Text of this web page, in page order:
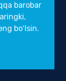
barobar
boʻlsin.